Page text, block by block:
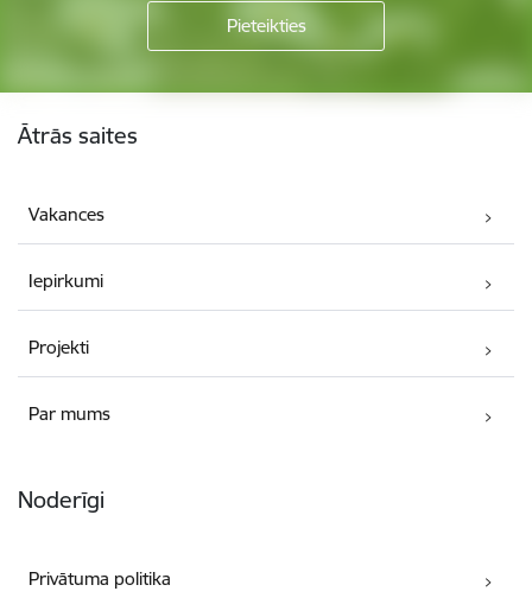
Ātrās saites
Vakances
Iepirkumi
Projekti
Par mums
Noderīgi
Privātuma politika